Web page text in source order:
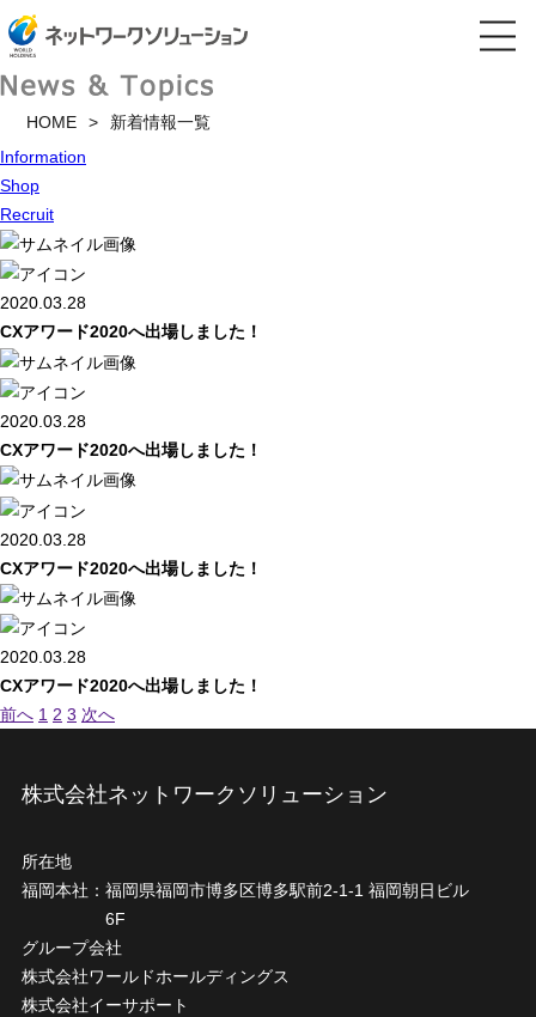
HOME
新着情報一覧
Information
Shop
Recruit
2020.03.28
CXアワード2020へ出場しました！
2020.03.28
CXアワード2020へ出場しました！
2020.03.28
CXアワード2020へ出場しました！
2020.03.28
CXアワード2020へ出場しました！
前へ 1 2 3 次へ
株式会社ネットワークソリューション
所在地
福岡本社： 福岡県福岡市博多区博多駅前2-1-1 福岡朝日ビル
6F
グループ会社
株式会社ワールドホールディングス
株式会社イーサポート